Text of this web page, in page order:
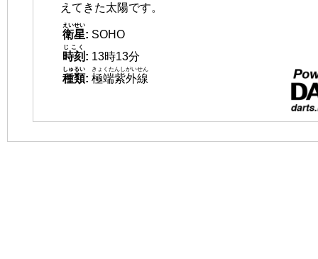
えてきた太陽です。
衛星
えいせい
: SOHO
時刻
じこく
: 13時13分
種類
しゅるい
: 極端紫外線
きょくたんしがいせん